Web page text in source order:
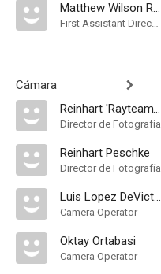
Matthew Wilson Ross
First Assistant Director
Cámara
Reinhart 'Rayteam' Peschke
Director de Fotografía
Reinhart Peschke
Director de Fotografía
Luis Lopez DeVictoria
Camera Operator
Oktay Ortabasi
Camera Operator